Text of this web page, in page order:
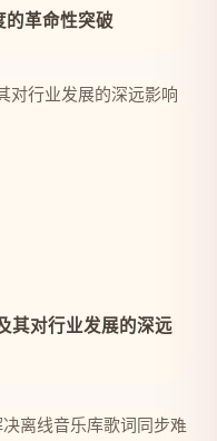
的革命性突破
其对行业发展的深远